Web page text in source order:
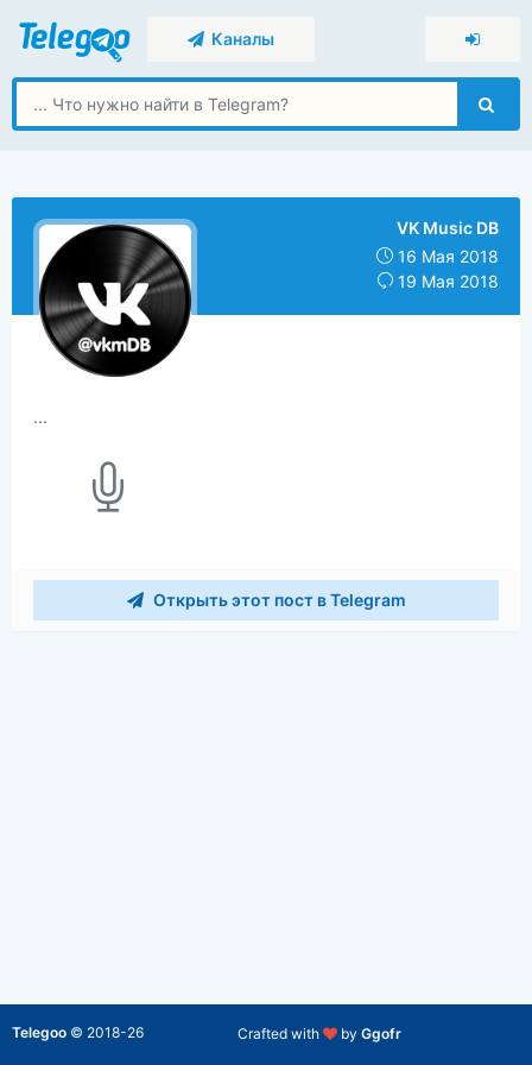
Каналы
VK Music DB
16 Мая 2018
19 Мая 2018
...
Открыть этот пост в Telegram
Crafted with by Ggofr
Telegoo © 2018-26